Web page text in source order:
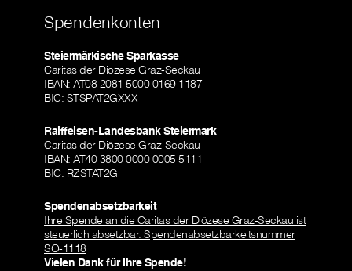
Spendenkonten
Steiermärkische Sparkasse
Caritas der Diözese Graz-Seckau
IBAN: AT08 2081 5000 0169 1187
BIC: STSPAT2GXXX
Raiffeisen-Landesbank Steiermark
Caritas der Diözese Graz-Seckau
IBAN: AT40 3800 0000 0005 5111
BIC: RZSTAT2G
Spendenabsetzbarkeit
Ihre Spende an die Caritas der Diözese Graz-Seckau ist
steuerlich absetzbar. Spendenabsetzbarkeitsnummer
SO-1118
Vielen Dank für Ihre Spende!